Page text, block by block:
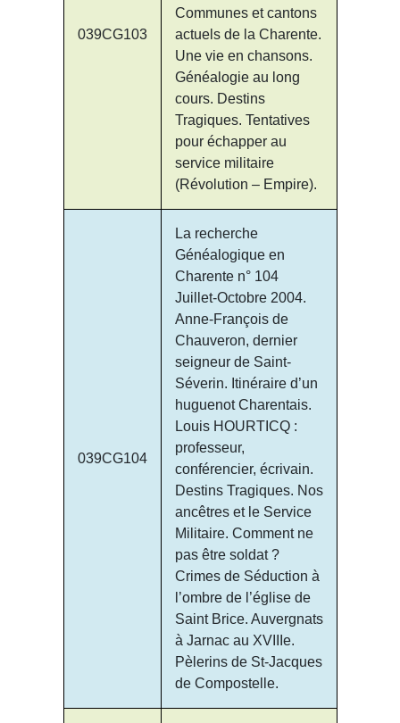
039CG103
Communes et cantons
actuels de la Charente.
Une vie en chansons.
Généalogie au long
cours. Destins
Tragiques. Tentatives
pour échapper au
service militaire
(Révolution – Empire).
039CG104
La recherche
Généalogique en
Charente n° 104
Juillet-Octobre 2004.
Anne-François de
Chauveron, dernier
seigneur de Saint-
Séverin. Itinéraire d’un
huguenot Charentais.
Louis HOURTICQ :
professeur,
conférencier, écrivain.
Destins Tragiques. Nos
ancêtres et le Service
Militaire. Comment ne
pas être soldat ?
Crimes de Séduction à
l’ombre de l’église de
Saint Brice. Auvergnats
à Jarnac au XVIIIe.
Pèlerins de St-Jacques
de Compostelle.